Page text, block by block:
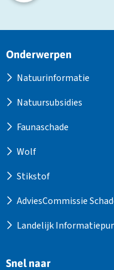
Site
Onderwerpen
Natuurinformatie
Natuursubsidies
Faunaschade
Wolf
Stikstof
AdviesCommissie
Landelijk
Snel naar